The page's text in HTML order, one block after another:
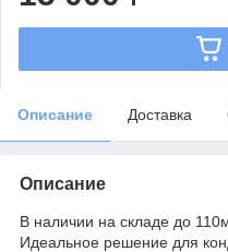
Описание Доставка
Описание
В наличии на складе до
Идеальное решение для